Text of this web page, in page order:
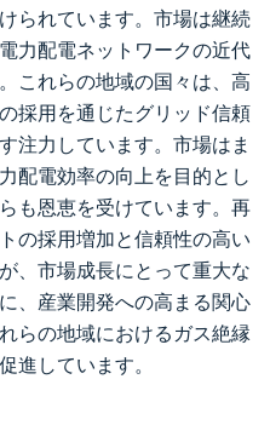
られています。市場は継続
力配電ネットワークの近代
これらの地域の国々は、高
採用を通じたグリッド信頼
注力しています。市場はま
配電効率の向上を目的とし
も恩恵を受けています。再
の採用増加と信頼性の高い
、市場成長にとって重大な
、産業開発への高まる関心
らの地域におけるガス絶縁
進しています。